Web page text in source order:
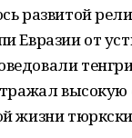
развитой
Евразии от
высокую
жизни